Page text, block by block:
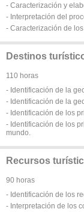
- Caracterización y
- Interpretación del
- Caracterización de
Destinos
110 horas
- Identificación de la
- Identificación de la
- Identificación de los
- Identificación de los
mundo.
Recursos
90 horas
- Identificación de los
- Interpretación de los